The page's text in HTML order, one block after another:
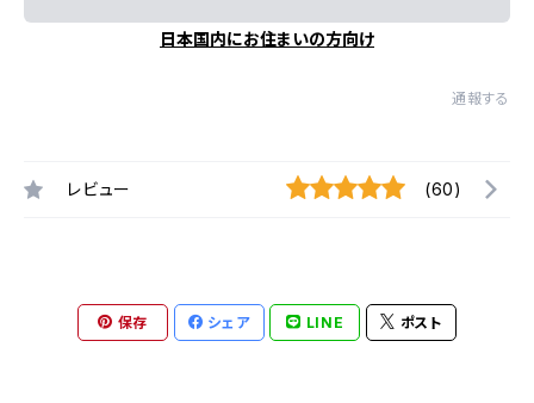
日本国内にお住まいの方向け
通報する
レビュー (60)
保存 シェア LINE ポスト